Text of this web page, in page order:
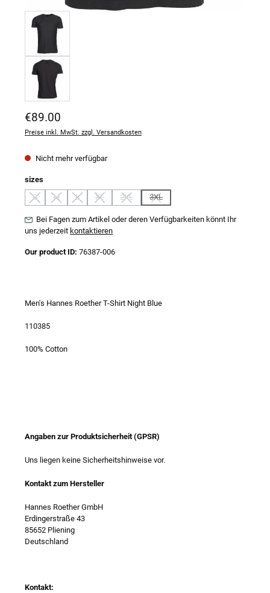
Regulärer Preis:
€89.00
Preise inkl. MwSt. zzgl. Versandkosten
Nicht mehr verfügbar
sizesauswählen
S
(Diese Option ist zurzeit nicht verfügbar.)
M
(Diese Option ist zurzeit nicht verfügbar.)
L
(Diese Option ist zurzeit nicht verfügbar.)
XL
(Diese Option ist zurzeit nicht verfügbar.)
2XL
(Diese Option ist zurzeit nicht verfügbar.)
3XL
(Diese Option ist zurzeit nicht
Bei Fagen zum Artikel oder deren Verfügbarkeiten könnt Ihr
uns jederzeit kontaktieren
Our product ID: 76387-006
Men's Hannes Roether T-Shirt Night Blue
110385
100% Cotton
Angaben zur Produktsicherheit (GPSR)
Uns liegen keine Sicherheitshinweise vor.
Kontakt zum Hersteller
Hannes Roether GmbH
Erdingerstraße 43
85652 Pliening
Deutschland
Kontakt: